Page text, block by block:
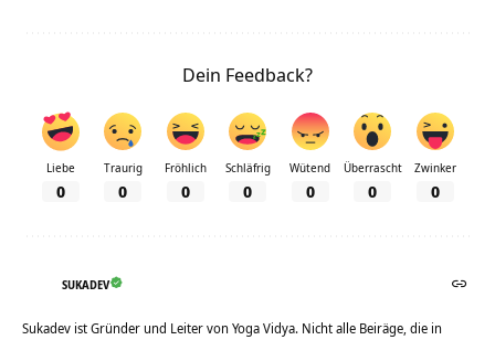
Dein Feedback?
Liebe
0
Traurig
0
Fröhlich
0
Schläfrig
0
Wütend
0
Überrascht
0
Zwinker
0
SUKADEV
Sukadev ist Gründer und Leiter von Yoga Vidya. Nicht alle Beiräge, die in